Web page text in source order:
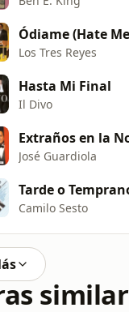
Ódiame (Hate
Los Tres Reyes
Hasta Mi Final
Il Divo
Extraños en la
José Guardiola
Tarde o
Camilo Sesto